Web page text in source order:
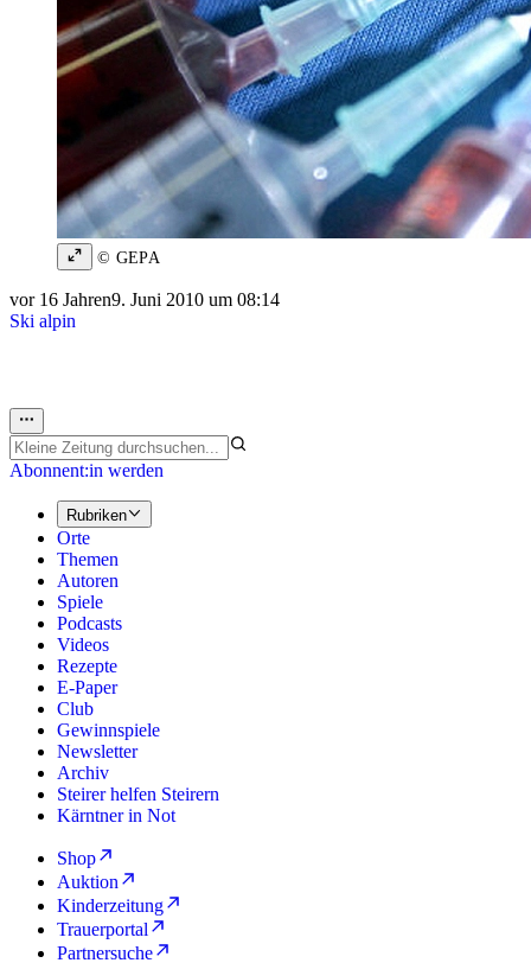
© GEPA
vor 16 Jahren9. Juni 2010 um 08:14
Ski alpin
Abonnent:in werden
Rubriken
Orte
Themen
Autoren
Spiele
Podcasts
Videos
Rezepte
E-Paper
Club
Gewinnspiele
Newsletter
Archiv
Steirer helfen Steirern
Kärntner in Not
Shop
Auktion
Kinderzeitung
Trauerportal
Partnersuche